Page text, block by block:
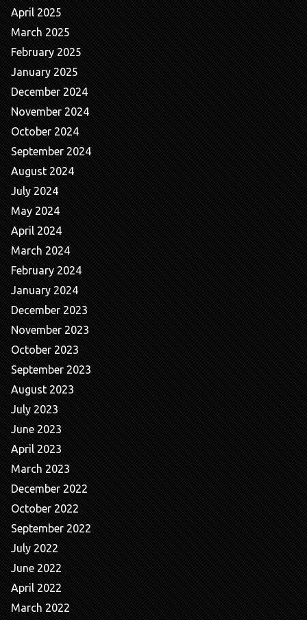
April 2025
March 2025
February 2025
January 2025
December 2024
November 2024
October 2024
September 2024
August 2024
July 2024
May 2024
April 2024
March 2024
February 2024
January 2024
December 2023
November 2023
October 2023
September 2023
August 2023
July 2023
June 2023
April 2023
March 2023
December 2022
October 2022
September 2022
July 2022
June 2022
April 2022
March 2022